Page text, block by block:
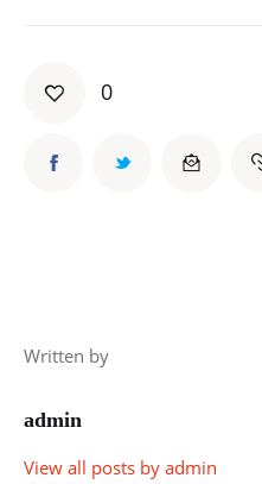
0
Written by
admin
View all posts by admin